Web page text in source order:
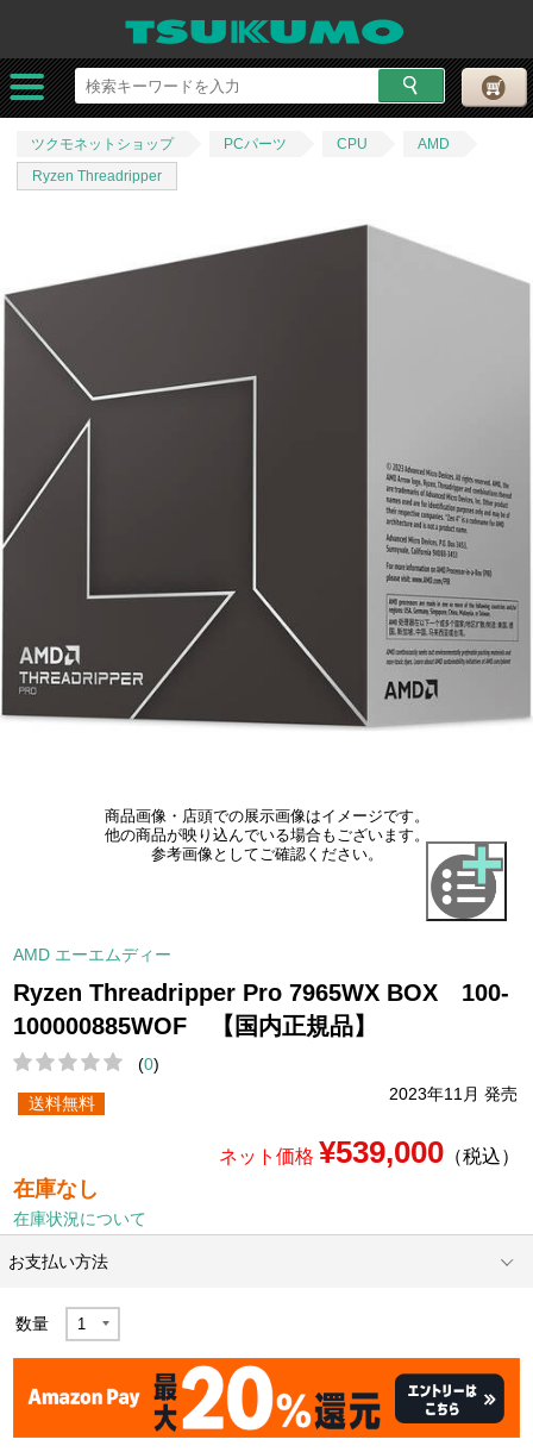
ツクモネットショップ PCパーツ CPU
AMD
Ryzen Threadripper
商品画像・店頭での展示画像はイメージです。
他の商品が映り込んでいる場合もございます。
参考画像としてご確認ください。
AMD エーエムディー
Ryzen Threadripper Pro 7965WX BOX 100-
100000885WOF 【国内正規品】
(0)
2023年11月 発売
送料無料
ネット価格 ¥539,000（税込）
在庫なし
在庫状況について
お支払い方法
数量